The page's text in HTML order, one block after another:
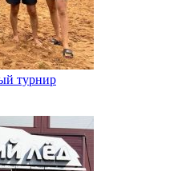
турнир